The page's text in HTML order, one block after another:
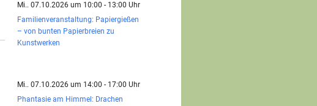
Mi.. 07.10.2026 um 10:00 - 13:00 Uhr
Familienveranstaltung: Papiergießen
– von bunten Papierbreien zu
Kunstwerken
Mi.. 07.10.2026 um 14:00 - 17:00 Uhr
Phantasie am Himmel: Drachen